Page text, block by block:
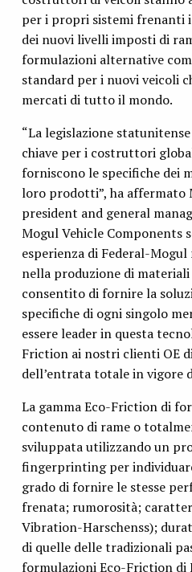
per i propri sistemi frenanti
dei nuovi livelli imposti di
formulazioni alternative
standard per i nuovi veicoli
mercati di tutto il mondo.
“La legislazione
chiave per i costruttori
forniscono le specifiche dei
loro prodotti”, ha affermato
president and general
Mogul Vehicle Components
esperienza di Federal-
nella produzione di
consentito di fornire la
specifiche di ogni singolo
essere leader in questa
Friction ai nostri clienti OE
dell’entrata totale in vigore
La gamma Eco-Friction di
contenuto di rame o
sviluppata utilizzando un
fingerprinting per
grado di fornire le stesse
frenata; rumorosità;
Vibration-Harschenss);
di quelle delle tradizionali
formulazioni Eco-Friction di